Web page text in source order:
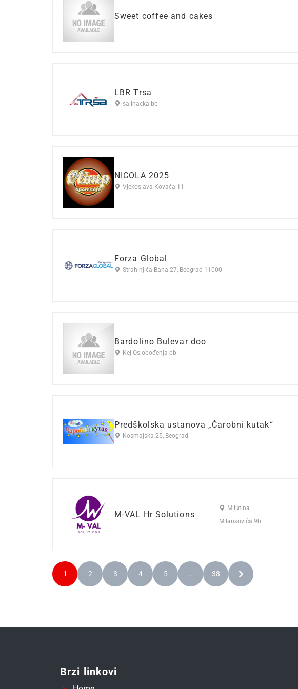
Sweet coffee and cakes
LBR Trsa
salinacka bb
NICOLA 2025
Vjekoslava Kovača 11
Forza Global
Strahinjića Bana 27, Beograd 11000
Bardolino Bulevar doo
Kej Oslobođenja bb
Predškolska ustanova „Čarobni kutak“
Kosmajska 25, Beograd
M-VAL Hr Solutions
Milutina
Milankovića 9b
1 2 3 4 5 . . . 38
Brzi linkovi